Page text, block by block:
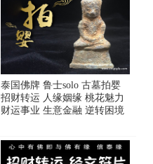
泰国佛牌 鲁士solo 古墓拍婴
招财转运 人缘姻缘 桃花魅力
财运事业 生意金融 逆转困境